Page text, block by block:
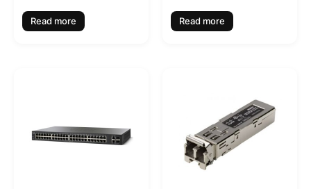
Read more Read more